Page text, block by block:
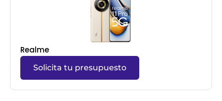
Realme
Solicita tu presupuesto